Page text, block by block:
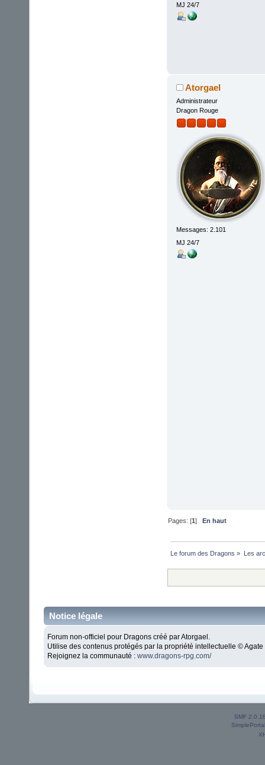
MJ 24/7
Atorgael
Administrateur
Dragon Rouge
Messages: 2.101
MJ 24/7
Pages: [1]En haut
Le forum des Dragons » Les
Notice légale
Forum non-officiel pour Dragons créé par Atorgael.
Utilise des contenus protégés par la propriété intellectuelle ©
Rejoignez la communauté :www.dragons-rpg.com/
SMF